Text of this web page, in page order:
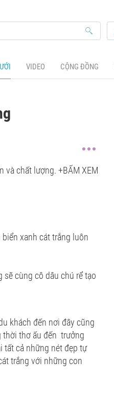
VIDEO CỘNG ĐỒNG
và chất lượng. +BẤM XEM
xanh cát trắng luôn
sẽ cùng cô dâu chú rể tạo
khách đến nơi đây cũng
thời thơ ấu đến trưởng
tất cả những nét đẹp tự
trắng với những con